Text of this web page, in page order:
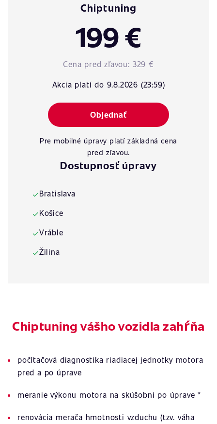
Chiptuning
199 €
Cena pred zľavou: 329 €
Akcia platí do 9.8.2026 (23:59)
Objednať
Pre mobilné úpravy platí základná cena
pred zľavou.
Dostupnosť úpravy
✓Bratislava
✓Košice
✓Vráble
✓Žilina
Chiptuning vášho vozidla zahŕňa
počítačová diagnostika riadiacej jednotky motora
pred a po úprave
meranie výkonu motora na skúšobni po úprave *
renovácia merača hmotnosti vzduchu (tzv. váha